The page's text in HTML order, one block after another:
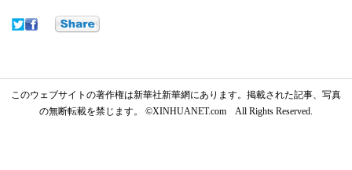
このウェブサイトの著作権は新華社新華網にあります。掲載された記事、写真
の無断転載を禁じます。 ©XINHUANET.com All Rights Reserved.